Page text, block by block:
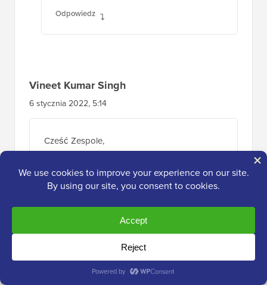
Odpowiedz
Vineet Kumar Singh
6 stycznia 2022, 5:14
Cześć Zespole,
wspomniano, że WordPress 5.9 będzie
SEO. Nie wspomniałeś o tym jednak. Czy
faktycznie nad tym pracują?
Ponadto, jeśli użyjemy bloków do